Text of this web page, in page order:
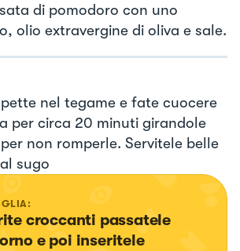
di pomodoro con uno
olio extravergine di oliva e sale.
nel tegame e fate cuocere
per circa 20 minuti girandole
non romperle. Servitele belle
sugo
croccanti passatele
e poi inseritele